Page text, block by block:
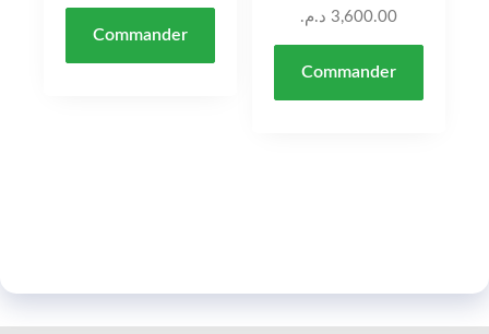
Commander
3,600.00 د.م.
Commander